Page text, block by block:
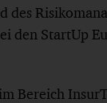
des
den StartUp
Bereich